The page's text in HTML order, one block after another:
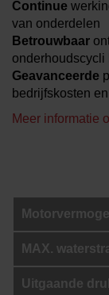
Continue
van onderdelen
Betrouwbaar
onderhoudscycli
Geavanceerde
bedrijfskosten
Meer informatie
MAX.
Uitgaande